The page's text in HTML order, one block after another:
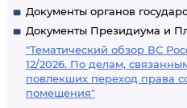
Документы органов
Документы Президиума и
"Тематический обзор ВС
12/2026. По делам,
повлекших переход права
помещения"